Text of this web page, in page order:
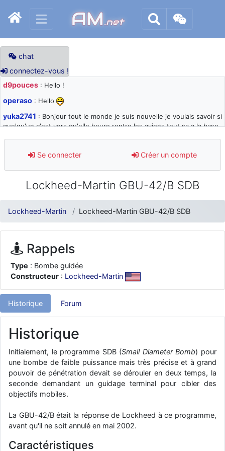
AM.net
chat
connectez-vous !
d9pouces : Hello !
operaso : Hello
yuka2741 : Bonjour tout le monde je suis nouvelle je voulais savoir si
quelqu'un c'est vers qu'elle heure rentre les avions tout sa a la base
d9pouces: désolé pour les quelques blocages du site ces derniers
jours : je teste des méthodes contre le spam et les bots trop nocifs
paxwax: Super, la nouvelle bannière
d9pouces
: je suis un avion@,._,+ > lesquels ? je ne suis pas sûr de
comprendre
d9pouces: ouakamois > si tu parles du sujet sur l'Armée de l'Air,
bien sûr que oui !
je suis un avion@,._,+
moi et quelques avions n'ont pas les mêmes noms qu'aujourd'hui
: Bonjourà toutes et à tous.en espérantque ces
quelques images du Pays Basque vous auront plu ; Agur…
d9pouces: Je me rattraperai à la Ferté samedi
fox_50: Bonjour, certains parmis vous étaient-ils présent au
meeting de Lann Bihoué de 2026 ?
cachée dans les pins: Coucou et excellente année 2026 à tous et
au site!
jericho
: Bonne année et tous mes meilleurs voeux à tous pour
2026 !
little boy: je vous souhaite un bon réveillon pour cette nouvelle
année!
jericho
: Merci D9pouces, à mon tour de souhaiter un Joyeux Noël
Se connecter Créer un compte
Lockheed-Martin GBU-42/B SDB
Lockheed-Martin Lockheed-Martin GBU-42/B SDB
Rappels
Type : Bombe guidée
Constructeur : Lockheed-Martin
Historique Forum
Historique
Initialement, le programme SDB (Small Diameter Bomb) pour
une bombe de faible puissance mais très précise et à grand
pouvoir de pénétration devait se dérouler en deux temps, la
seconde demandant un guidage terminal pour cibler des
objectifs mobiles.
La GBU-42/B était la réponse de Lockheed à ce programme,
avant qu'il ne soit annulé en mai 2002.
Caractéristiques